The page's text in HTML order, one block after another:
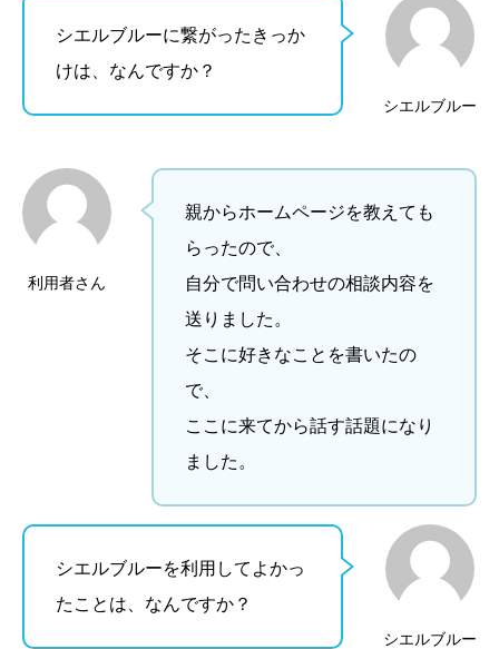
シエルブルー
シエルブルーに繋がったきっか
けは、なんですか？
利用者さん
親からホームページを教えても
らったので、
自分で問い合わせの相談内容を
送りました。
そこに好きなことを書いたの
で、
ここに来てから話す話題になり
ました。
シエルブルー
シエルブルーを利用してよかっ
たことは、なんですか？